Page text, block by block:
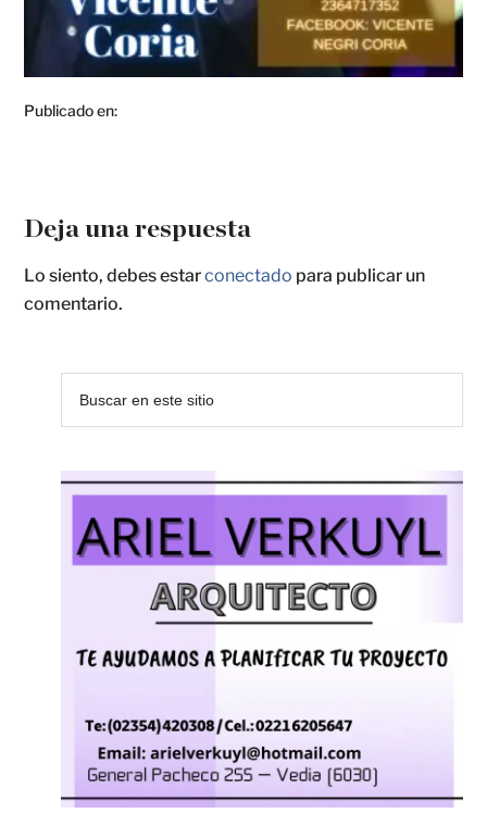
Publicado en:
Deja una respuesta
Lo siento, debes estarconectado para publicar un
comentario.